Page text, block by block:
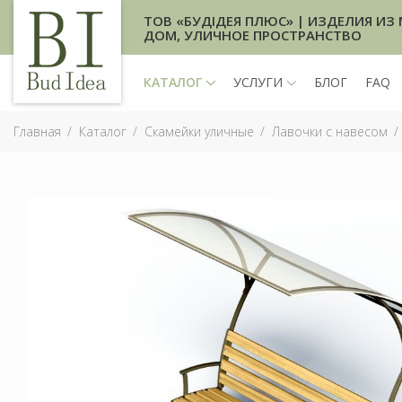
ТОВ «БУДІДЕЯ ПЛЮС» | ИЗДЕЛИЯ ИЗ
ДОМ, УЛИЧНОЕ ПРОСТРАНСТВО
КАТАЛОГ УСЛУГИ БЛОГ FAQ
Главная Каталог Скамейки уличные Лавочки с навесом